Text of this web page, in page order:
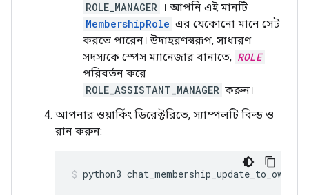
ROLE_MANAGER
। আপনি এই মানটি
MembershipRole এর যেকোনো মানে সেট
করতে পারেন। উদাহরণস্বরূপ, সাধারণ
সদস্যকে স্পেস ম্যানেজার বানাতে, ROLE
পরিবর্তন করে
ROLE_ASSISTANT_MANAGER করুন।
আপনার ওয়ার্কিং ডিরেক্টরিতে, স্যাম্পলটি বিল্ড ও
রান করুন:
python3